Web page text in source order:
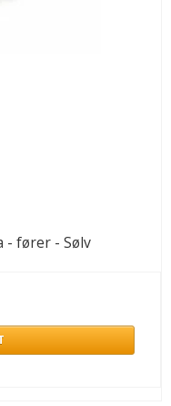
- fører - Sølv